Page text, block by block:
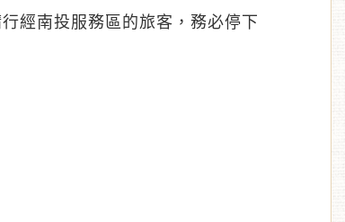
經南投服務區的旅客，務必停下